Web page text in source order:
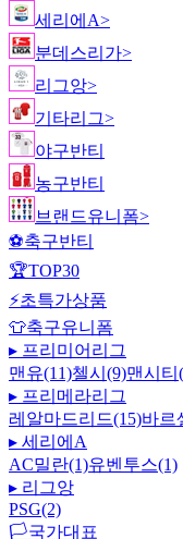
세리에A>
분데스리가>
리그앙>
기타리그>
야구반티
농구반티
브랜드유니폼>
⚽축구반티
🏆TOP30
⚡초특가상품
👕축구유니폼
▸ 프리미어리그
맨유(11)첼시(9)맨시티
▸ 프리메라리그
레알마드리드(15)바르
▸ 세리에A
AC밀란(1)유벤투스(1)
▸ 리그앙
PSG(2)
🏳️국가대표